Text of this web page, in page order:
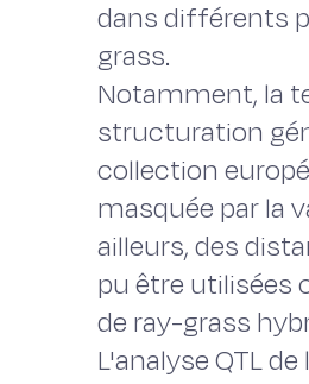
dans différents
grass.
Notamment, la
structuration
collection
masquée par la
ailleurs, des
pu être utilisées
de ray-grass
L'analyse QTL